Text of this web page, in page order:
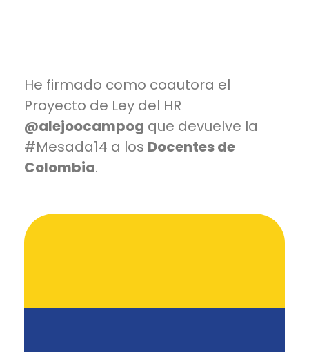
He firmado como coautora el
Proyecto de Ley del HR
@alejoocampog que devuelve la
#Mesada14 a los Docentes de
Colombia.